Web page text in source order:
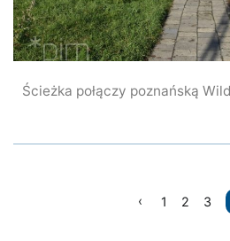
Ścieżka połączy poznańską
1 2 3